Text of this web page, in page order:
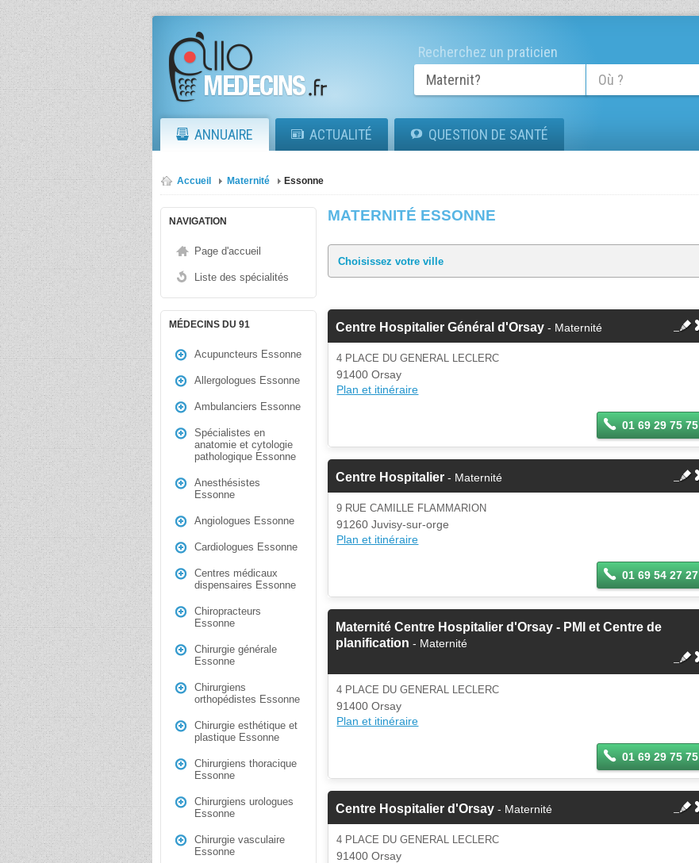
Recherchez un praticien
ANNUAIRE ACTUALITÉ QUESTION DE SANTÉ
Accueil Maternité Essonne
NAVIGATION
Page d'accueil
Liste des spécialités
MÉDECINS DU 91
Acupuncteurs Essonne
Allergologues Essonne
Ambulanciers Essonne
Spécialistes en
anatomie et cytologie
pathologique Essonne
Anesthésistes
Essonne
Angiologues Essonne
Cardiologues Essonne
Centres médicaux
dispensaires Essonne
Chiropracteurs
Essonne
Chirurgie générale
Essonne
Chirurgiens
orthopédistes Essonne
Chirurgie esthétique et
plastique Essonne
Chirurgiens thoracique
Essonne
Chirurgiens urologues
Essonne
Chirurgie vasculaire
Essonne
MATERNITÉ ESSONNE
Centre Hospitalier Général d'Orsay - Maternité
4 PLACE DU GENERAL LECLERC
91400 Orsay
Plan et itinéraire
01 69 29 75 75
Centre Hospitalier - Maternité
9 RUE CAMILLE FLAMMARION
91260 Juvisy-sur-orge
Plan et itinéraire
01 69 54 27 27
Maternité Centre Hospitalier d'Orsay - PMI et Centre de
planification - Maternité
4 PLACE DU GENERAL LECLERC
91400 Orsay
Plan et itinéraire
01 69 29 75 75
Centre Hospitalier d'Orsay - Maternité
4 PLACE DU GENERAL LECLERC
91400 Orsay